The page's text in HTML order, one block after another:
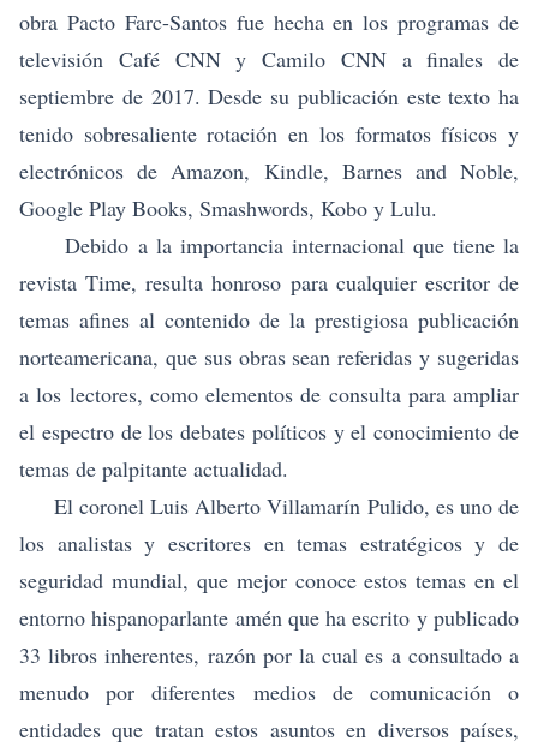
obra Pacto Farc-Santos fue hecha en los programas de
televisión Café CNN y Camilo CNN a finales de
septiembre de 2017. Desde su publicación este texto ha
tenido sobresaliente rotación en los formatos físicos y
electrónicos de Amazon, Kindle, Barnes and Noble,
Google Play Books, Smashwords, Kobo y Lulu.
Debido a la importancia internacional que tiene la
revista Time, resulta honroso para cualquier escritor de
temas afines al contenido de la prestigiosa publicación
norteamericana, que sus obras sean referidas y sugeridas
a los lectores, como elementos de consulta para ampliar
el espectro de los debates políticos y el conocimiento de
temas de palpitante actualidad.
El coronel Luis Alberto Villamarín Pulido, es uno de
los analistas y escritores en temas estratégicos y de
seguridad mundial, que mejor conoce estos temas en el
entorno hispanoparlante amén que ha escrito y publicado
33 libros inherentes, razón por la cual es a consultado a
menudo por diferentes medios de comunicación o
entidades que tratan estos asuntos en diversos países,